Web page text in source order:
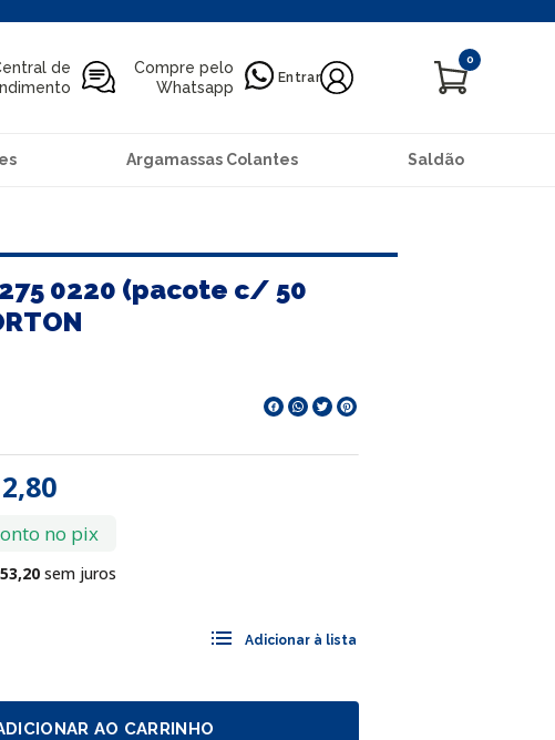
de
Compre pelo
Whatsapp
Entrar
0
Argamassas Colantes Saldão
0220 (pacote c/ 50
no pix
53,20 sem juros
AO CARRINHO